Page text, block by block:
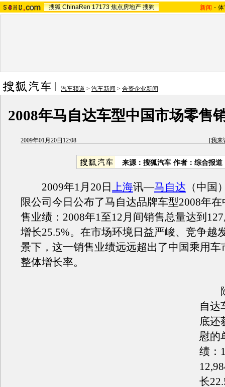
搜狐 ChinaRen 17173 焦点房地产 搜狗 新闻 -
汽车频道 > 汽车新闻 > 合资企业新闻
2008年马自达车型中国市场零售
2009年01月20日12:08 [我来
来源：搜狐汽车 作者：综合报道
2009年1月20日 上海讯—马自达 （中国
限公司今日公布了马自达品牌车型2008年
售业绩：2008年1至12月间销售总量达到
增长25.5%。在市场环境日益严峻、竞争越
景下，这一销售业绩远远超出了中国乘用车
整体增长率。
除
自达
底还
慰的
绩：
长